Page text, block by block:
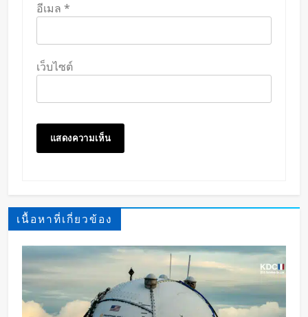
อีเมล *
เว็บไซต์
เนื้อหาที่เกี่ยวข้อง